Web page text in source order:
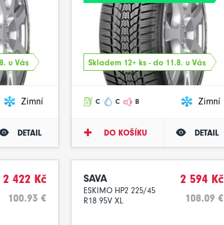
u Vás
Zimní
DETAIL
Skladem 12+ ks - do 11.8. u Vás
C C B Zimní
DO KOŠÍKU DETAIL
2 422 Kč
100.93 €
SAVA
ESKIMO HP2 225/45
R18 95V XL
2 594 Kč
108.09 €